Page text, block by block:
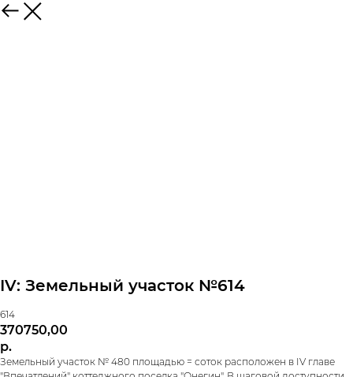
IV: Земельный участок №614
614
370750,00
р.
Земельный участок № 480 площадью = соток расположен в IV главе